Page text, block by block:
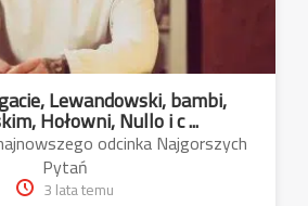
Lewandowski, bambi,
Hołowni, Nullo i c ...
odcinka Najgorszych
Pytań
3 lata temu